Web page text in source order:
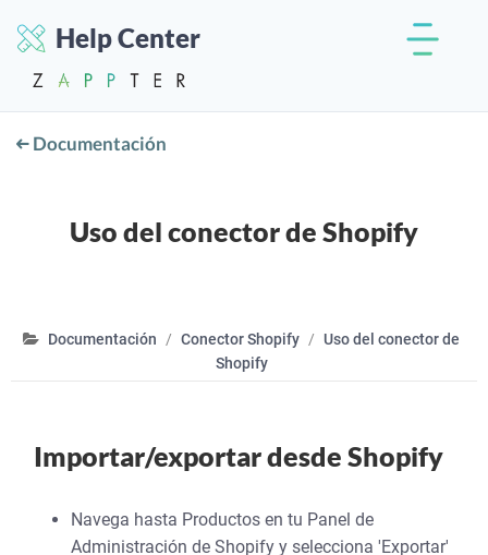
Help Center
Documentación
Uso del conector de Shopify
Documentación Conector Shopify
Uso del conector de
Shopify
Importar/exportar desde Shopify
Navega hasta Productos en tu Panel de
Administración de Shopify y selecciona 'Exportar'